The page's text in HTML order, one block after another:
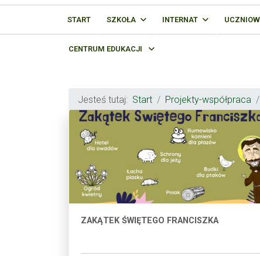
START SZKOŁA INTERNAT
CENTRUM EDUKACJI
Jesteś tutaj: Start Projekty-współpraca
ZAKĄTEK ŚWIĘTEGO FRANCISZKA